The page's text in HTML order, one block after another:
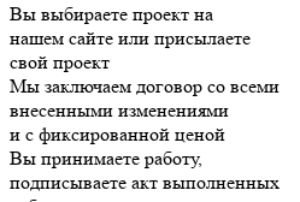
Вы выбираете проект на
нашем сайте или присылаете
свой проект
Мы заключаем договор со всеми
внесенными изменениями
и с фиксированной ценой
Вы принимаете работу,
подписываете акт выполненных